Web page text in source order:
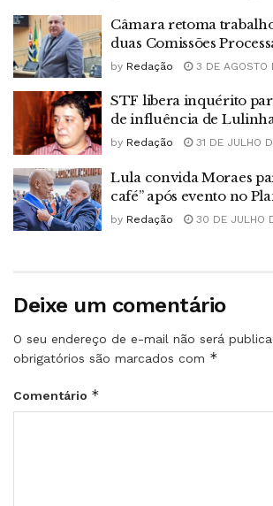
Câmara retoma
duas Comissões
by Redação 3 DE AGOSTO
STF libera inquérito
de influência de
by Redação 31 DE JULHO
Lula convida Moraes
café” após evento no
by Redação 30 DE JULHO
Deixe um comentário
O seu endereço de e-mail não será
obrigatórios são marcados com *
Comentário *